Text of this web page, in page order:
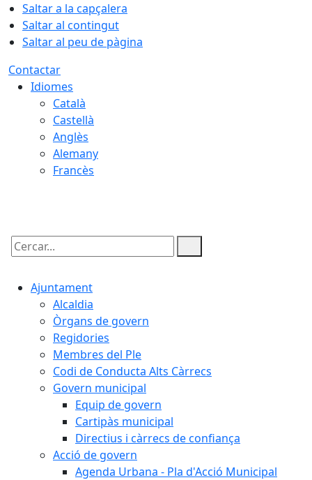
Saltar a la capçalera
Saltar al contingut
Saltar al peu de pàgina
Contactar
Idiomes
Català
Castellà
Anglès
Alemany
Francès
Cercar:
Ajuntament
Alcaldia
Òrgans de govern
Regidories
Membres del Ple
Codi de Conducta Alts Càrrecs
Govern municipal
Equip de govern
Cartipàs municipal
Directius i càrrecs de confiança
Acció de govern
Agenda Urbana - Pla d'Acció Municipal